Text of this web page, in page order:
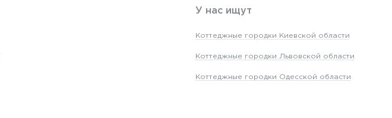
У нас ищут
Коттеджные городки Киевской области
Коттеджные городки Львовской области
Коттеджные городки Одесской области